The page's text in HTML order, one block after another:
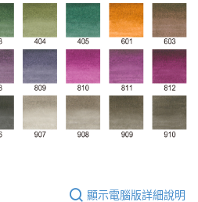
顯示電腦版詳細說明